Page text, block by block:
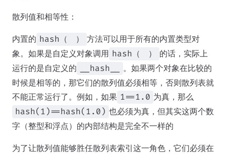
散列值和相等性：
内置的 hash（ ）
方法可以用于所有的内置类型对
象。如果是自定义对象调用 hash（ ）
的话，实际上
运行的是自定义的
__hash__
。如果两个对象在比较的
时候是相等的，那它们的散列值必须相等，否则散列表就
不能正常运行了。例如，如果 1==1.0 为真，那么
hash(1)==hash(1.0) 也必须为真，但其实这两个数
字（整型和浮点）的内部结构是完全不一样的
为了让散列值能够胜任散列表索引这一角色，它们必须在